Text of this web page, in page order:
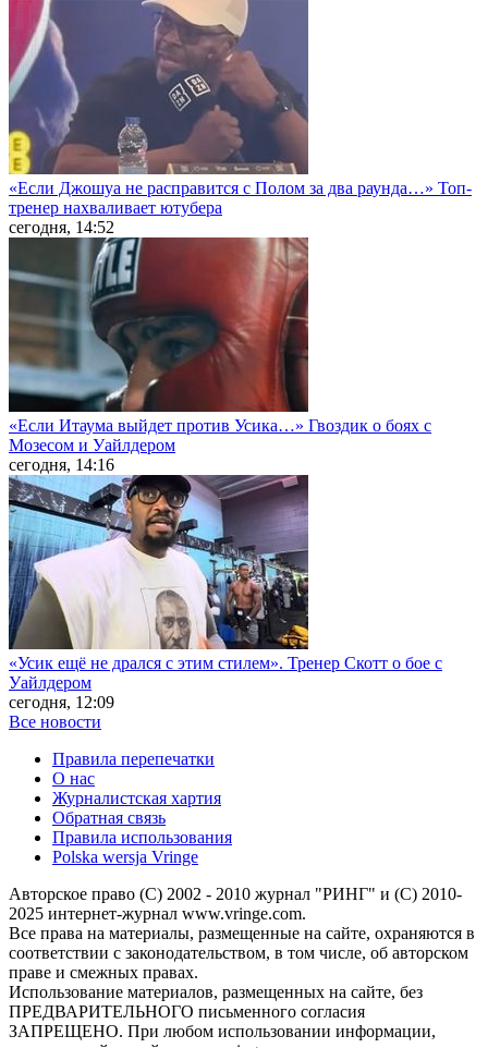
«Если Джошуа не расправится с Полом за два раунда…» Топ-
тренер нахваливает ютубера
сегодня, 14:52
«Если Итаума выйдет против Усика…» Гвоздик о боях с
Мозесом и Уайлдером
сегодня, 14:16
«Усик ещё не дрался с этим стилем». Тренер Скотт о бое с
Уайлдером
сегодня, 12:09
Все новости
Правила перепечатки
О нас
Журналистская хартия
Обратная связь
Правила использования
Polska wersja Vringe
Авторское право (С) 2002 - 2010 журнал "РИНГ" и (С) 2010-
2025 интернет-журнал www.vringe.com.
Все права на материалы, размещенные на сайте, охраняются в
соответствии с законодательством, в том числе, об авторском
праве и смежных правах.
Использование материалов, размещенных на сайте, без
ПРЕДВАРИТЕЛЬНОГО письменного согласия
ЗАПРЕЩЕНО. При любом использовании информации,